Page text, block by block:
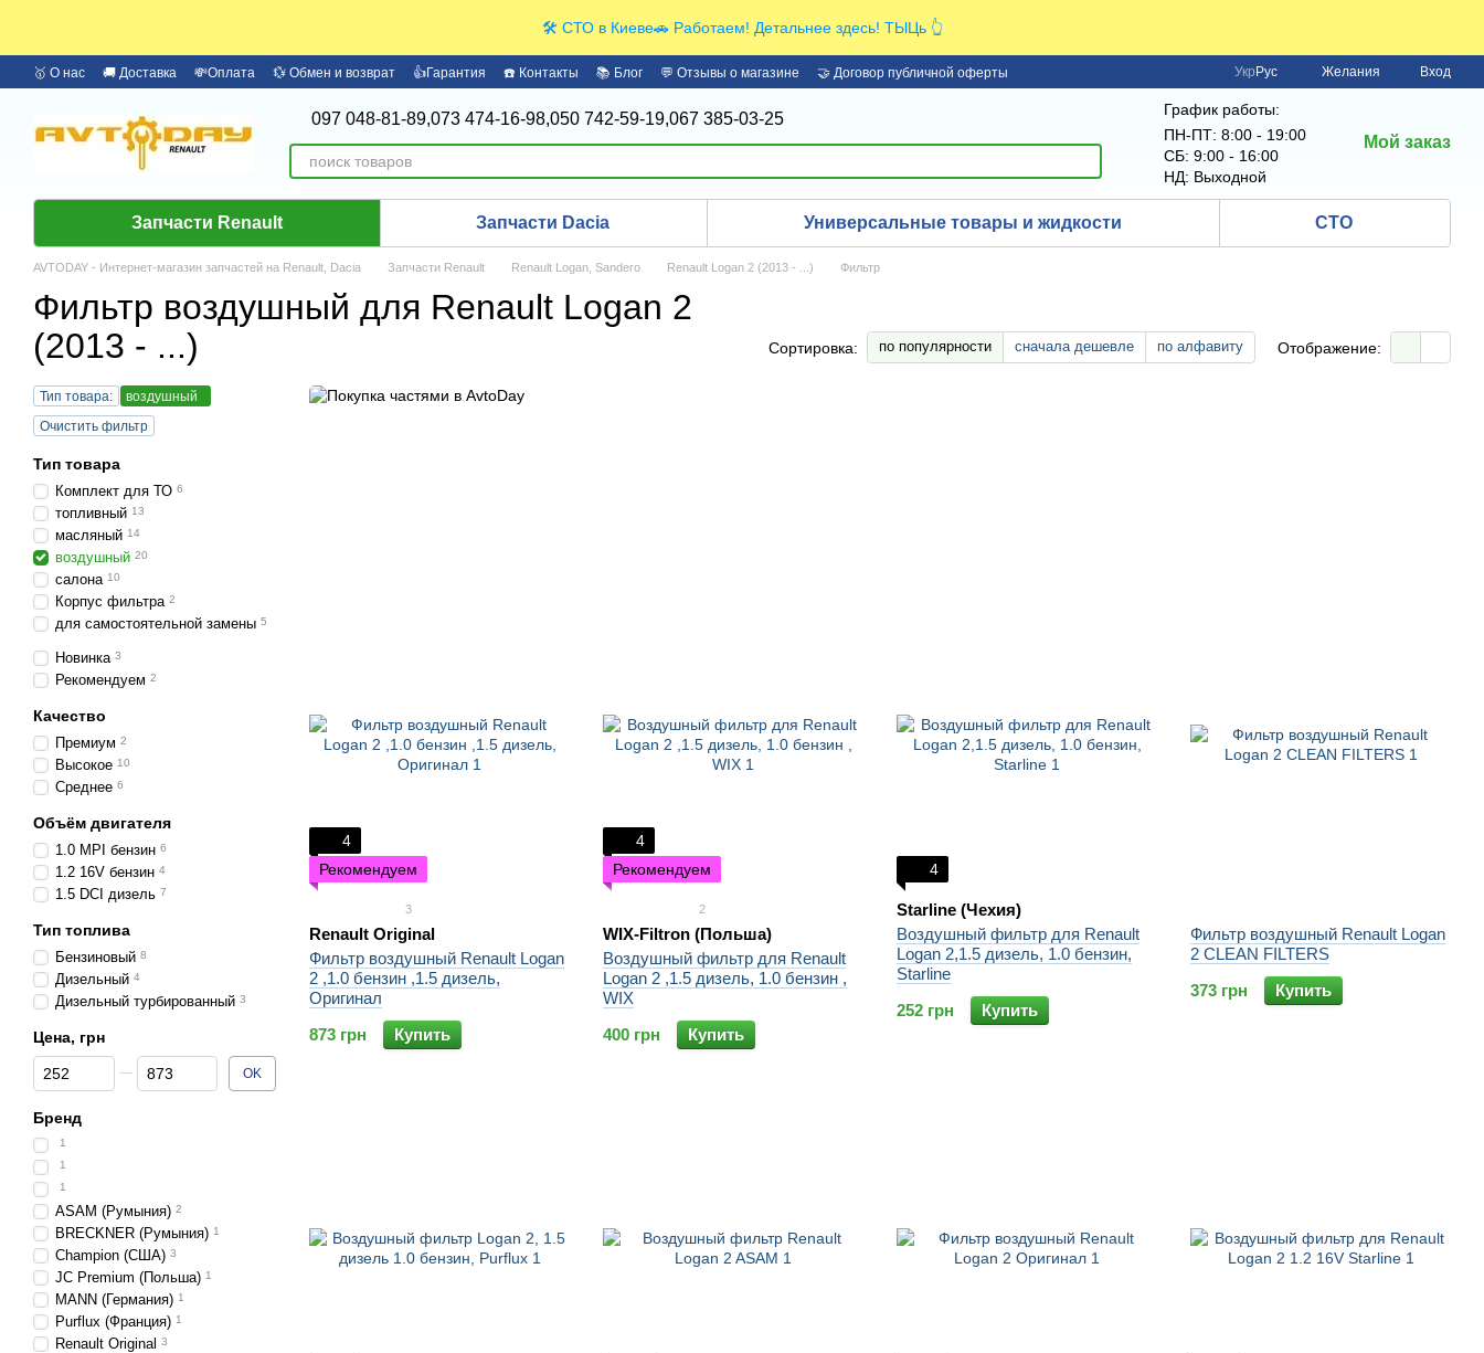
🛠️ СТО в Киеве🚗 Работаем! Детальнее здесь! ТЫЦь 👆
🥇 О нас 🚚 Доставка 💸Оплата 💱 Обмен и возврат 👍Гарантия ☎️ Контакты 📚 Блог 💬 Отзывы о магазине
🤝 Договор публичной оферты
Укр Рус Желания Вход
097 048-81-89,073 474-16-98,050 742-59-19,067 385-03-25
График работы:
ПН-ПТ: 8:00 - 19:00
СБ: 9:00 - 16:00
НД: Выходной
Мой заказ
Запчасти Renault Запчасти Dacia Универсальные товары и жидкости СТО
AVTODAY - Интернет-магазин запчастей на Renault, Dacia Запчасти Renault Renault Logan, Sandero Renault Logan 2 (2013 - ...) Фильтр
Фильтр воздушный для Renault Logan 2
(2013 - ...)
Сортировка: по популярности сначала дешевле по алфавиту Отображение:
4
Рекомендуем
3
Renault Original
Фильтр воздушный Renault Logan
2 ,1.0 бензин ,1.5 дизель,
Оригинал
873 грн
Купить
4
Рекомендуем
2
WIX-Filtron (Польша)
Воздушный фильтр для Renault
Logan 2 ,1.5 дизель, 1.0 бензин ,
WIX
400 грн
Купить
4
Starline (Чехия)
Воздушный фильтр для Renault
Logan 2,1.5 дизель, 1.0 бензин,
Starline
252 грн
Купить
Фильтр воздушный Renault Logan
2 CLEAN FILTERS
373 грн
Купить
Тип товара:
воздушный
Очистить фильтр
Тип товара
Комплект для ТО 6
топливный 13
масляный 14
воздушный 20
салона 10
Корпус фильтра 2
для самостоятельной замены 5
Новинка 3
Рекомендуем 2
Качество
Премиум 2
Высокое 10
Среднее 6
Объём двигателя
1.0 MPI бензин 6
1.2 16V бензин 4
1.5 DCI дизель 7
Тип топлива
Бензиновый 8
Дизельный 4
Дизельный турбированный 3
Цена, грн
От Цена, грн
До Цена, грн OK
Бренд
1
1
1
ASAM (Румыния) 2
BRECKNER (Румыния) 1
Champion (США) 3
JC Premium (Польша) 1
MANN (Германия) 1
Purflux (Франция) 1
Renault Original 3